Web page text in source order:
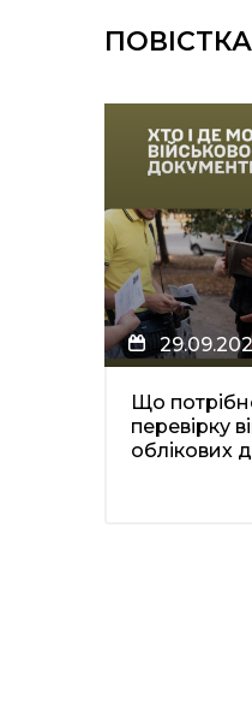
ПОВІСТКА
Що
перевірку
облікових